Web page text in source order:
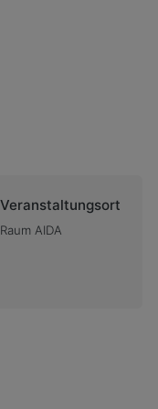
Veranstaltungsort
Raum AIDA